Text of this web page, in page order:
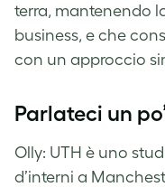
terra, mantenendo
business, e che
con un approccio
Parlateci un
Olly: UTH è uno
d’interni a